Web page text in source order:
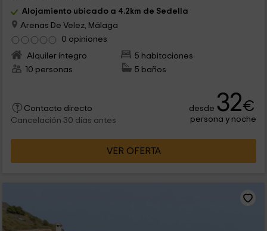
Alojamiento ubicado a 4.2km de Sedella
Arenas De Velez, Málaga
0 opiniones
Alquiler íntegro
5 habitaciones
10 personas
5 baños
Contacto directo
Cancelación 30 días antes
desde 32€
persona y noche
VER OFERTA